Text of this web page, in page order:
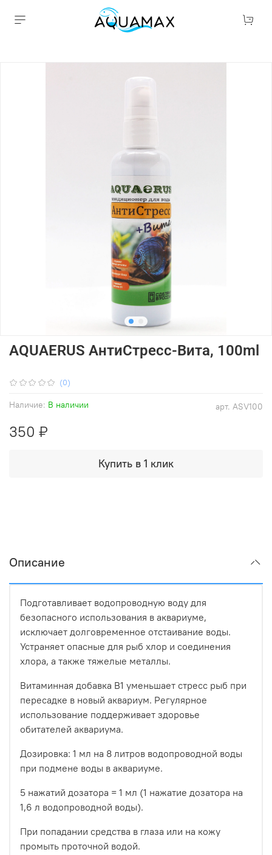
(0)
арт. ASV100
Наличие: В наличии
AQUAERUS АнтиСтресс-Вита, 100ml
350 ₽
Купить в 1 клик
Описание
Подготавливает водопроводную воду для
безопасного использования в аквариуме,
исключает долговременное отстаивание воды.
Устраняет опасные для рыб хлор и соединения
хлора, а также тяжелые металлы.
Витаминная добавка В1 уменьшает стресс рыб при
пересадке в новый аквариум. Регулярное
использование поддерживает здоровье
обитателей аквариума.
Дозировка: 1 мл на 8 литров водопроводной воды
при подмене воды в аквариуме.
5 нажатий дозатора = 1 мл (1 нажатие дозатора на
1,6 л водопроводной воды).
При попадании средства в глаза или на кожу
промыть проточной водой.